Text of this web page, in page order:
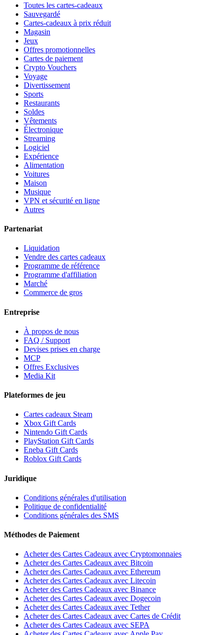
Toutes les cartes-cadeaux
Sauvegardé
Cartes-cadeaux à prix réduit
Magasin
Jeux
Offres promotionnelles
Cartes de paiement
Crypto Vouchers
Voyage
Divertissement
Sports
Restaurants
Soldes
Vêtements
Électronique
Streaming
Logiciel
Expérience
Alimentation
Voitures
Maison
Musique
VPN et sécurité en ligne
Autres
Partenariat
Liquidation
Vendre des cartes cadeaux
Programme de référence
Programme d'affiliation
Marché
Commerce de gros
Entreprise
À propos de nous
FAQ / Support
Devises prises en charge
MCP
Offres Exclusives
Media Kit
Plateformes de jeu
Cartes cadeaux Steam
Xbox Gift Cards
Nintendo Gift Cards
PlayStation Gift Cards
Eneba Gift Cards
Roblox Gift Cards
Juridique
Conditions générales d'utilisation
Politique de confidentialité
Conditions générales des SMS
Méthodes de Paiement
Acheter des Cartes Cadeaux avec Cryptomonnaies
Acheter des Cartes Cadeaux avec Bitcoin
Acheter des Cartes Cadeaux avec Ethereum
Acheter des Cartes Cadeaux avec Litecoin
Acheter des Cartes Cadeaux avec Binance
Acheter des Cartes Cadeaux avec Dogecoin
Acheter des Cartes Cadeaux avec Tether
Acheter des Cartes Cadeaux avec Cartes de Crédit
Acheter des Cartes Cadeaux avec SEPA